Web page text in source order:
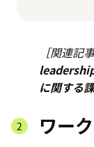
［関連記
に関する
ワー